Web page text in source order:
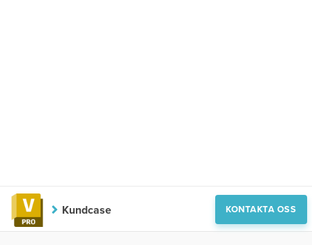
Kundcase KONTAKTA OSS